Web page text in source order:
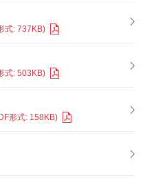
式: 737KB)
式: 503KB)
形式: 158KB)